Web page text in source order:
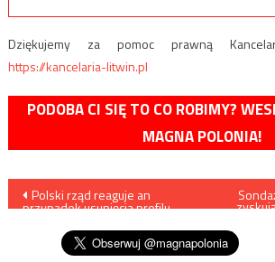
Dziękujemy za pomoc prawną
https://kancelaria-litwin.pl
PODOBA CI SIĘ TO CO ROBIMY?
MAGNA POLONIA!
Nawigacja
wpisu
Polski rząd reaguje an
przypadek usunięcia profilu